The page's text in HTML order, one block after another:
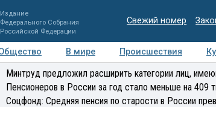
Издание
Федерального Собрания
Российской Федерации
Свежий номер
В мире Происшествия
Регионы Медиацентр Интервью
Минтруд предложил расширить категории лиц,
Пенсионеров в России за год стало меньше на 409
Соцфонд: Средняя пенсия по старости в России